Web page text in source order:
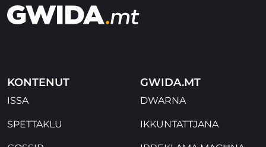
KONTENUT
ISSA
SPETTAKLU
GWIDA.MT
DWARNA
IKKUNTATTJANA